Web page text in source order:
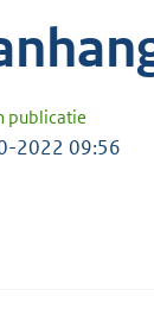
publicatie
2022 09:56